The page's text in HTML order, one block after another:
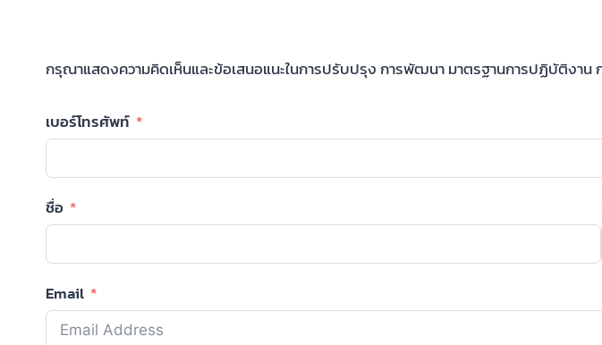
กรุณาแสดงความคิดเห็นและข้อเสนอแนะในการปรับปรุง การพัฒนา มาตรฐานการปฏิบัติงาน
เบอร์โทรศัพท์
ชื่อ
Email